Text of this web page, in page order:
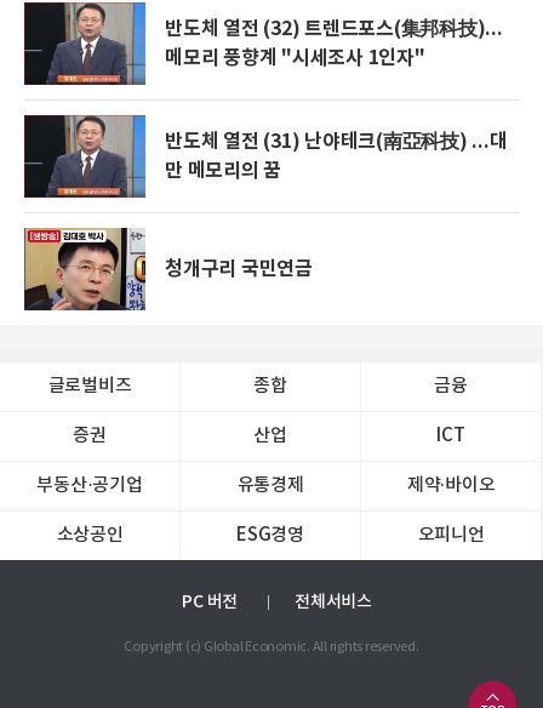
반도체 열전 (32) 트렌드포스(集邦科技)...
메모리 풍향계 "시세조사 1인자"
반도체 열전 (31) 난야테크(南亞科技) ...대
만 메모리의 꿈
청개구리 국민연금
글로벌비즈 종합 금융
증권 산업 ICT
부동산·공기업 유통경제 제약∙바이오
소상공인 ESG경영 오피니언
PC 버전 전체서비스
Copyright (c) Global Economic. All rights reserved.